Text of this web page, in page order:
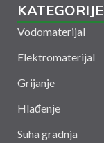
KATEGORIJE
Vodomaterijal
Elektromaterijal
Grijanje
Hlađenje
Suha gradnja